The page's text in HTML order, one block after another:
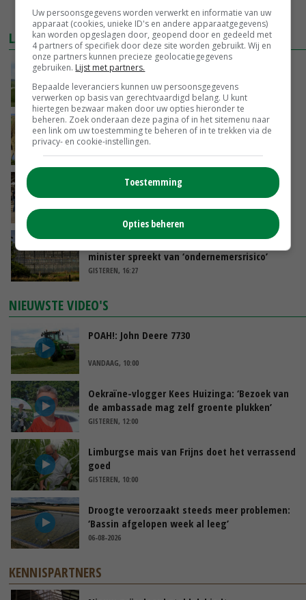
MEER MARKTPRIJZEN
LAATSTE NIEUWS
POAH!: John Deere 7730
VANDAAG, 10:00
Geen vee meer op Noord-Hollandse zeedijken
door aanhoudende droogte
VANDAAG, 09:48
Na jarenlang meten willen Zuid-Hollandse
boeren nu erkenning
VANDAAG, 07:00
Kamervragen over onttrekkingsverbod,
minister spreekt van ‘ondernemersrisico’
GISTEREN, 16:27
NIEUWSTE VIDEO'S
POAH!: John Deere 7730
VANDAAG, 10:00
Oekraïne-vlogger Kees Huizinga: ‘Bezoek van
de ambassade mag zelf groente plukken’
GISTEREN, 12:00
Limburgse mais van Frijns doet het verrassend
goed
GISTEREN, 10:00
Droogte veroorzaakt steeds meer problemen:
‘Bassin afgelopen week al leeg’
06-08-2026
KENNISPARTNERS
Uw persoonsgegevens worden verwerkt en informatie van uw
apparaat (cookies, unieke ID's en andere apparaatgegevens)
kan worden opgeslagen door, geopend door en gedeeld met
4 partners of specifiek door deze site worden gebruikt. Wij en
onze partners kunnen precieze geolocatiegegevens
gebruiken. Lijst met partners.
Bepaalde leveranciers kunnen uw persoonsgegevens
verwerken op basis van gerechtvaardigd belang. U kunt
hiertegen bezwaar maken door uw opties hieronder te
beheren. Zoek onderaan deze pagina of in het sitemenu naar
een link om uw toestemming te beheren of in te trekken via de
privacy- en cookie-instellingen.
Toestemming
Opties beheren